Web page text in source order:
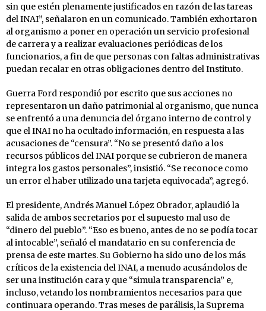
sin que estén plenamente justificados en razón de las tareas
del INAI”, señalaron en un comunicado. También exhortaron
al organismo a poner en operación un servicio profesional
de carrera y a realizar evaluaciones periódicas de los
funcionarios, a fin de que personas con faltas administrativas
puedan recalar en otras obligaciones dentro del Instituto.
Guerra Ford respondió por escrito que sus acciones no
representaron un daño patrimonial al organismo, que nunca
se enfrentó a una denuncia del órgano interno de control y
que el INAI no ha ocultado información, en respuesta a las
acusaciones de “censura”. “No se presentó daño a los
recursos públicos del INAI porque se cubrieron de manera
integra los gastos personales”, insistió. “Se reconoce como
un error el haber utilizado una tarjeta equivocada”, agregó.
El presidente, Andrés Manuel López Obrador, aplaudió la
salida de ambos secretarios por el supuesto mal uso de
“dinero del pueblo”. “Eso es bueno, antes de no se podía tocar
al intocable”, señaló el mandatario en su conferencia de
prensa de este martes. Su Gobierno ha sido uno de los más
críticos de la existencia del INAI, a menudo acusándolos de
ser una institución cara y que “simula transparencia” e,
incluso, vetando los nombramientos necesarios para que
continuara operando. Tras meses de parálisis, la Suprema